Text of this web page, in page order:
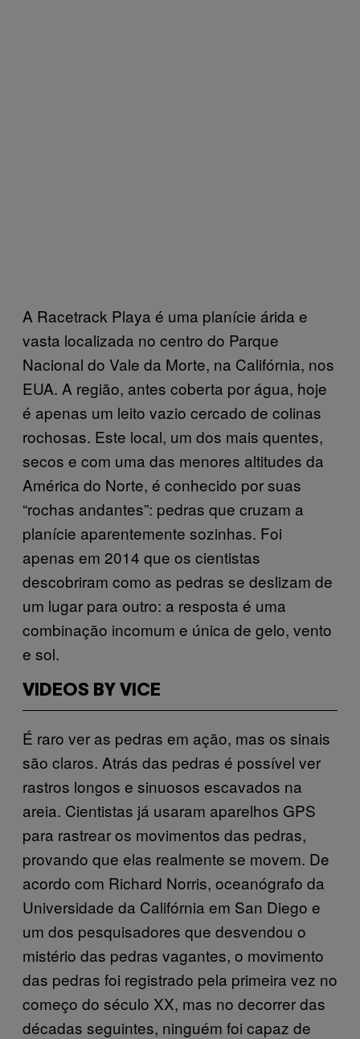
A Racetrack Playa é uma planície árida e
vasta localizada no centro do Parque
Nacional do Vale da Morte, na Califórnia, nos
EUA. A região, antes coberta por água, hoje
é apenas um leito vazio cercado de colinas
rochosas. Este local, um dos mais quentes,
secos e com uma das menores altitudes da
América do Norte, é conhecido por suas
“rochas andantes”: pedras que cruzam a
planície aparentemente sozinhas. Foi
apenas em 2014 que os cientistas
descobriram como as pedras se deslizam de
um lugar para outro: a resposta é uma
combinação incomum e única de gelo, vento
e sol.
VIDEOS BY VICE
É raro ver as pedras em ação, mas os sinais
são claros. Atrás das pedras é possível ver
rastros longos e sinuosos escavados na
areia. Cientistas já usaram aparelhos GPS
para rastrear os movimentos das pedras,
provando que elas realmente se movem. De
acordo com Richard Norris, oceanógrafo da
Universidade da Califórnia em San Diego e
um dos pesquisadores que desvendou o
mistério das pedras vagantes, o movimento
das pedras foi registrado pela primeira vez no
começo do século XX, mas no decorrer das
décadas seguintes, ninguém foi capaz de